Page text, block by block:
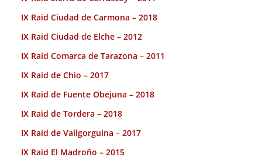
IX Raid Ciudad de Carmona – 2018
IX Raid Ciudad de Elche – 2012
IX Raid Comarca de Tarazona – 2011
IX Raid de Chio – 2017
IX Raid de Fuente Obejuna – 2018
IX Raid de Tordera – 2018
IX Raid de Vallgorguina – 2017
IX Raid El Madroño – 2015